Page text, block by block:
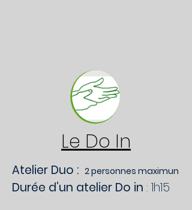
Le Do In
Atelier Duo : 2 personnes maximun
Durée d’un atelier Do in : 1h15